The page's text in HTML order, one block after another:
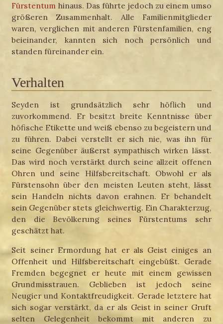
Fürstentum hinaus. Das führte jedoch zu einem umso
größeren Zusammenhalt. Alle Familienmitglieder
waren, verglichen mit anderen Fürstenfamilien, eng
beieinander, kannten sich noch persönlich und
standen füreinander ein.
Verhalten
Seyden ist grundsätzlich sehr höflich und
zuvorkommend. Er besitzt breite Kenntnisse über
höfische Etikette und weiß ebenso zu begeistern und
zu führen. Dabei verstellt er sich nie, was ihn für
seine Gegenüber äußerst sympathisch wirken lässt.
Das wird noch verstärkt durch seine allzeit offenen
Ohren und seine Hilfsbereitschaft. Obwohl er als
Fürstensohn über den meisten Leuten steht, lässt
sein Handeln nichts davon erahnen. Er behandelt
sein Gegenüber stets gleichwertig. Ein Charakterzug,
den die Bevölkerung seines Fürstentums sehr
geschätzt hat.
Seit seiner Ermordung hat er als Geist einiges an
Offenheit und Hilfsbereitschaft eingebüßt. Gerade
Fremden begegnet er heute mit einem gewissen
Grundmisstrauen. Geblieben ist jedoch seine
Neugier und Kontaktfreudigkeit. Gerade letztere hat
sich sogar verstärkt, da er als Geist in seiner Gruft
selten Gelegenheit bekommt mit anderen zu